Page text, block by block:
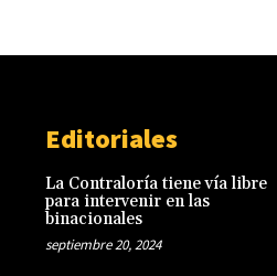
Editoriales
La Contraloría tiene vía libre
para intervenir en las
binacionales
septiembre 20, 2024